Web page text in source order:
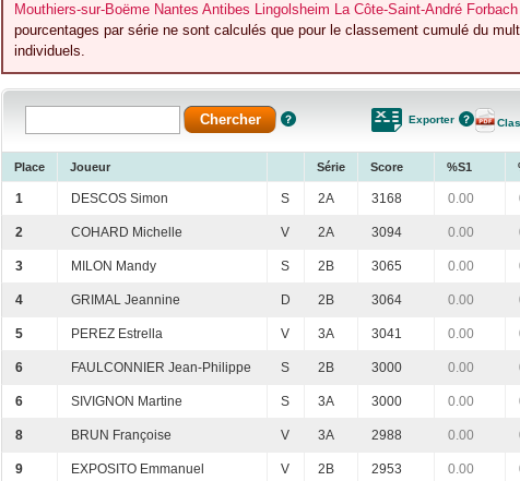
Mouthiers-sur-Boëme Nantes Antibes Lingolsheim La Côte-Saint-André
pourcentages par série ne sont calculés que pour le classement cumulé du
individuels.
Exporter
Place Joueur Série Score %S1
1 DESCOS Simon S 2A 3168 0.00
2 COHARD Michelle V 2A 3094 0.00
3 MILON Mandy S 2B 3065 0.00
4 GRIMAL Jeannine D 2B 3064 0.00
5 PEREZ Estrella V 3A 3041 0.00
6 FAULCONNIER Jean-Philippe S 2B 3000 0.00
6 SIVIGNON Martine S 3A 3000 0.00
8 BRUN Françoise V 3A 2988 0.00
9 EXPOSITO Emmanuel V 2B 2953 0.00